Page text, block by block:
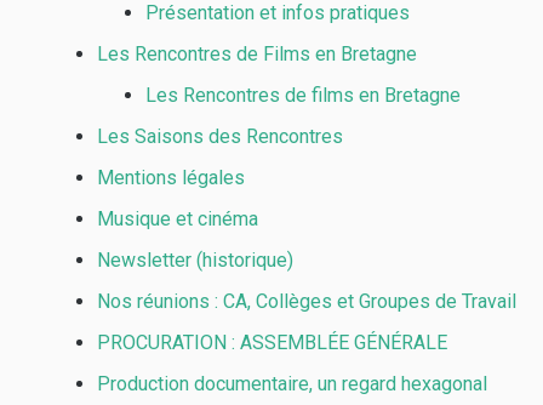
Présentation et infos pratiques
Les Rencontres de Films en Bretagne
Les Rencontres de films en Bretagne
Les Saisons des Rencontres
Mentions légales
Musique et cinéma
Newsletter (historique)
Nos réunions : CA, Collèges et Groupes de Travail
PROCURATION : ASSEMBLÉE GÉNÉRALE
Production documentaire, un regard hexagonal